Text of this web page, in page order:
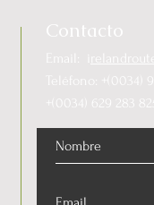
Contacto
Email: i
Teléfono: +(0034)
+(0034) 629 283 825